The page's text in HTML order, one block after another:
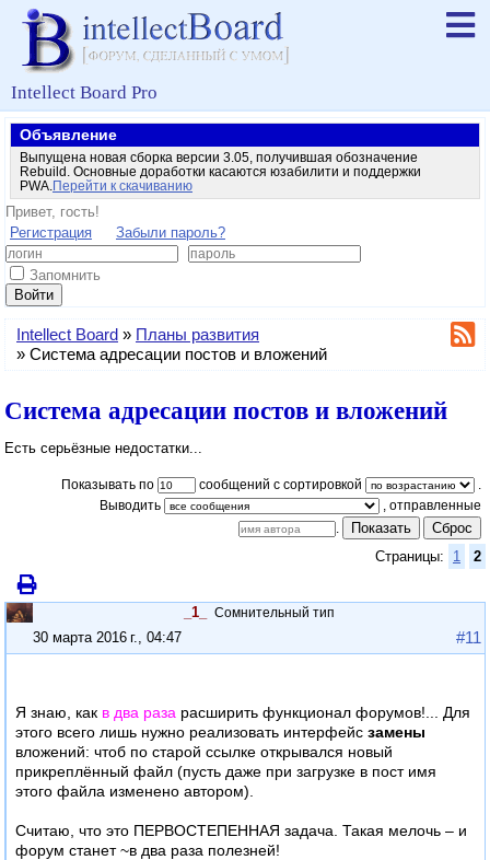
Intellect Board Pro
Объявление
Выпущена новая сборка версии 3.05, получившая обозначение
Rebuild. Основные доработки касаются юзабилити и поддержки
PWA. Перейти к скачиванию
Привет, гость!
Регистрация
Забыли пароль?
Запомнить
Войти
Intellect Board » Планы развития
» Система адресации постов и вложений
Система адресации постов и вложений
Есть серьёзные недостатки...
Показывать по сообщений с сортировкой
Выводить
Показать
Сброс
Страницы:
1 2
_1_ Сомнительный тип
30 марта 2016 г., 04:47 #11
Я знаю, как в два раза расширить функционал форумов!... Для
этого всего лишь нужно реализовать интерфейс замены
вложений: чтоб по старой ссылке открывался новый
прикреплённый файл (пусть даже при загрузке в пост имя
этого файла изменено автором).
Считаю, что это ПЕРВОСТЕПЕННАЯ задача. Такая мелочь – и
форум станет ~в два раза полезней!